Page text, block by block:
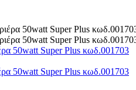
50watt Super Plus κωδ.001703
50watt Super Plus κωδ.001703